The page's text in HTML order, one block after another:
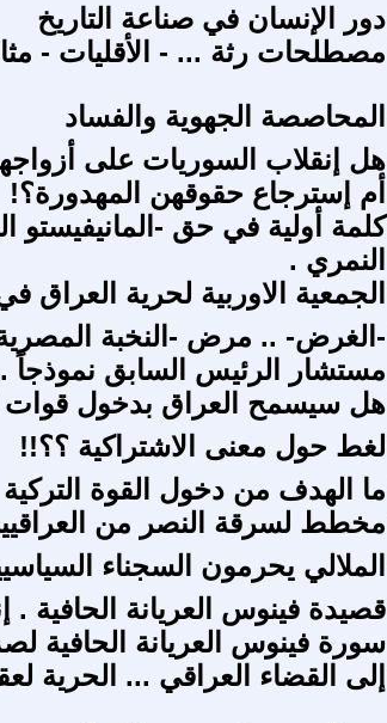
دور الإنسان في صناعة التاريخ
مصطلحات رثة ... - الأقليات -
المحاصصة الجهوية والفساد
هل إنقلاب السوريات على
أم إسترجاع حقوقهن المهدورة؟!
كلمة أولية في حق -المانيفيستو
النمري .
الجمعية الاوربية لحرية العراق
-الغرض- .. مرض -النخبة
مستشار الرئيس السابق نموذجاً
هل سيسمح العراق بدخول قوات
لغط حول معنى الاشتراكية ؟؟!!
ما الهدف من دخول القوة
مخطط لسرقة النصر من
الملالي يحرمون السجناء
قصيدة فينوس العريانة الحافية .
سورة فينوس العريانة
إلى القضاء العراقي ... الحرية